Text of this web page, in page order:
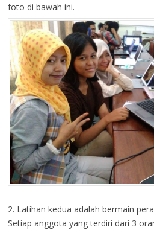
foto di bawah ini.
2. Latihan kedua adalah bermain
Setiap anggota yang terdiri dari 3